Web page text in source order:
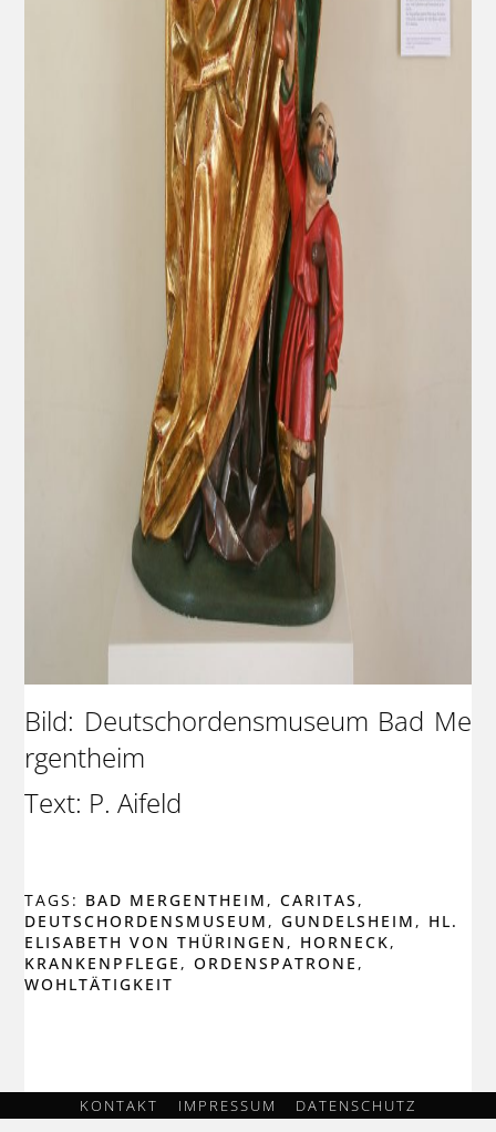
Bild: Deutschordensmuseum Bad Me
rgentheim
Text: P. Aifeld
TAGS: BAD MERGENTHEIM ,CARITAS ,
DEUTSCHORDENSMUSEUM ,GUNDELSHEIM , HL.
ELISABETH VON THÜRINGEN , HORNECK,
KRANKENPFLEGE ,ORDENSPATRONE ,
WOHLTÄTIGKEIT
KONTAKT IMPRESSUM DATENSCHUTZ